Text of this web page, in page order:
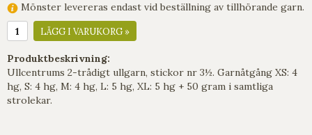
Mönster levereras endast vid beställning av tillhörande garn.
LÄGG I VARUKORG »
Produktbeskrivning:
Ullcentrums 2-trådigt ullgarn, stickor nr 3½. Garnåtgång XS: 4
hg, S: 4 hg, M: 4 hg, L: 5 hg, XL: 5 hg + 50 gram i samtliga
strolekar.